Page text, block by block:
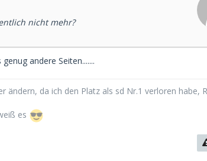
nicht mehr?
andere Seiten.......
ändern, da ich den Platz als sd Nr.1 verloren habe,
es